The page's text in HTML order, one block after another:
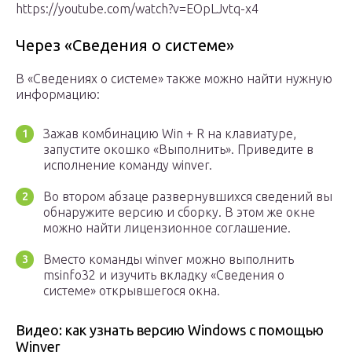
https://youtube.com/watch?v=EOpLJvtq-x4
Через «Сведения о системе»
В «Сведениях о системе» также можно найти нужную
информацию:
Зажав комбинацию Win + R на клавиатуре,
запустите окошко «Выполнить». Приведите в
исполнение команду winver.
Во втором абзаце развернувшихся сведений вы
обнаружите версию и сборку. В этом же окне
можно найти лицензионное соглашение.
Вместо команды winver можно выполнить
msinfo32 и изучить вкладку «Сведения о
системе» открывшегося окна.
Видео: как узнать версию Windows с помощью
Winver